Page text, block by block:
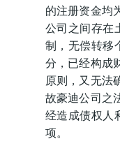
的注册资金均
公司之间存在
制，无偿转移
分，已经构成
原则，又无法
故豪迪公司之
经造成债权人
项。